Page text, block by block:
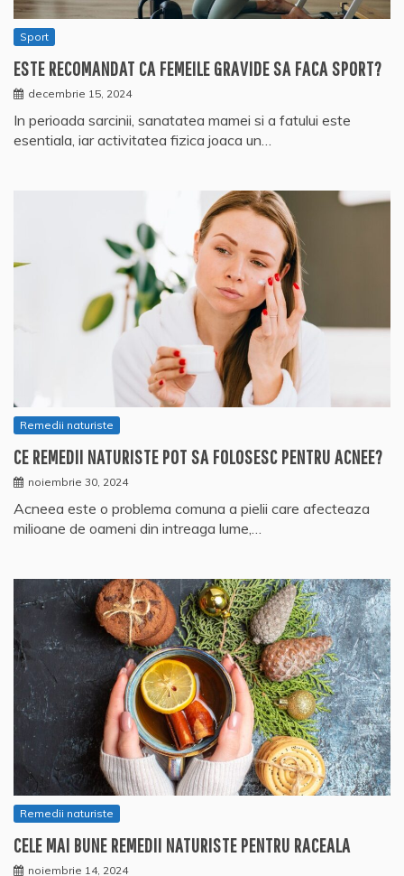
Sport
ESTE RECOMANDAT CA FEMEILE GRAVIDE SA FACA SPORT?
decembrie 15, 2024
In perioada sarcinii, sanatatea mamei si a fatului este
esentiala, iar activitatea fizica joaca un…
Remedii naturiste
CE REMEDII NATURISTE POT SA FOLOSESC PENTRU ACNEE?
noiembrie 30, 2024
Acneea este o problema comuna a pielii care afecteaza
milioane de oameni din intreaga lume,…
Remedii naturiste
CELE MAI BUNE REMEDII NATURISTE PENTRU RACEALA
noiembrie 14, 2024